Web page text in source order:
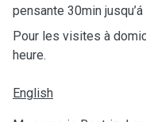
pensante 30min jusqu’á
Pour les visites à
heure.
English